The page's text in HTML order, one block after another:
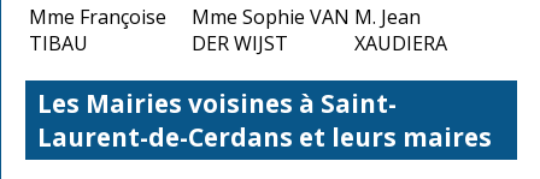
Mme Françoise
TIBAU
Mme Sophie VAN
DER WIJST
M. Jean
XAUDIERA
Les Mairies voisines à Saint-
Laurent-de-Cerdans et leurs maires